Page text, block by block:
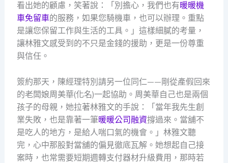
看出她的顧慮，笑著說：「別擔心，我們也有暖暖機
車免留車的服務，如果您騎機車，也可以辦理。重點
是讓您保留工作與生活的工具。」這樣細膩的考量，
讓林雅文感受到的不只是金錢的援助，更是一份尊重
與信任。
簽約那天，陳經理特別請另一位同仁——剛從產假回來
的老闆娘周美華(化名)一起協助。周美華自己也是兩個
孩子的母親，她拉著林雅文的手說：「當年我先生創
業失敗，也是靠著一筆暖暖公司融資撐過來。當舖不
是吃人的地方，是給人喘口氣的機會。」林雅文聽
完，心中那股對當舖的偏見徹底瓦解。她想起自己接
案時，也常需要短期週轉支付器材升級費用，那時若